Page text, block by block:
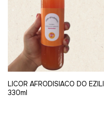
LICOR AFRODISIACO DO EZILI
330ml